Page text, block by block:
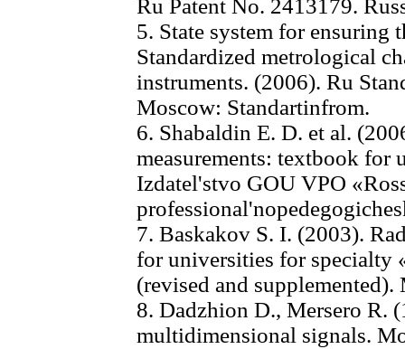
Ru Patent No. 2413179.
5. State system for ensuring
Standardized metrological
instruments. (2006). Ru
Moscow: Standartinfrom.
6. Shabaldin E. D. et al.
measurements: textbook for
Izdatel'stvo GOU VPO
7. Baskakov S. I. (2003).
for universities for specialty
(revised and
8. Dadzhion D., Mersero R.
multidimensional signals.